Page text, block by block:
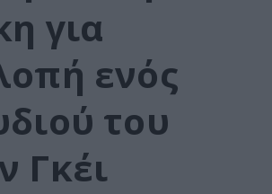
για
ενός
του
Γκέι